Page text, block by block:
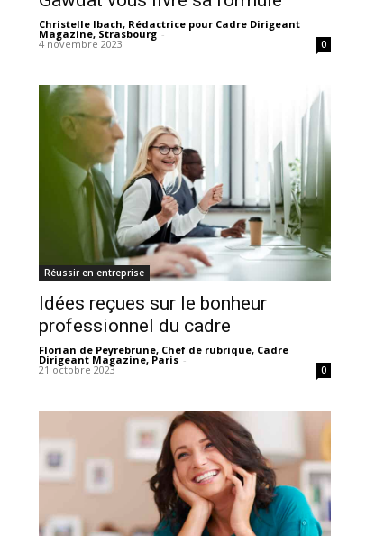
Christelle Ibach, Rédactrice pour Cadre Dirigeant
Magazine, Strasbourg -
4 novembre 2023 0
Réussir en entreprise
Idées reçues sur le bonheur
professionnel du cadre
Florian de Peyrebrune, Chef de rubrique, Cadre
Dirigeant Magazine, Paris -
21 octobre 2023 0